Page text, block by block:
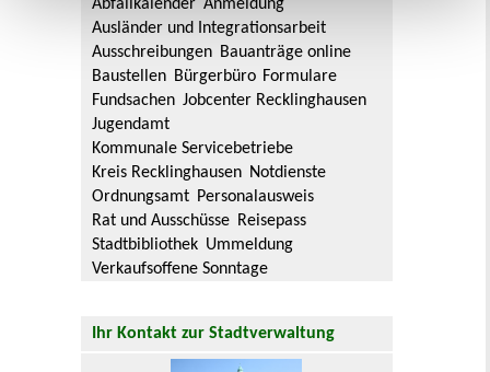
Abfallkalender Anmeldung
Ausländer und Integrationsarbeit
Ausschreibungen Bauanträge online
Baustellen Bürgerbüro Formulare
Fundsachen Jobcenter Recklinghausen
Jugendamt
Kommunale Servicebetriebe
Kreis Recklinghausen Notdienste
Ordnungsamt Personalausweis
Rat und Ausschüsse Reisepass
Stadtbibliothek Ummeldung
Verkaufsoffene Sonntage
Ihr Kontakt zur Stadtverwaltung